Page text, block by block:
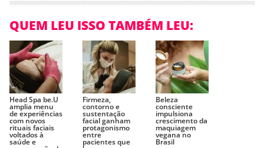
QUEM LEU ISSO TAMBÉM LEU:
Head Spa be.U
amplia menu
de experiências
com novos
rituais faciais
voltados à
saúde e
Firmeza,
contorno e
sustentação
facial ganham
protagonismo
entre
pacientes que
Beleza
consciente
impulsiona
crescimento da
maquiagem
vegana no
Brasil